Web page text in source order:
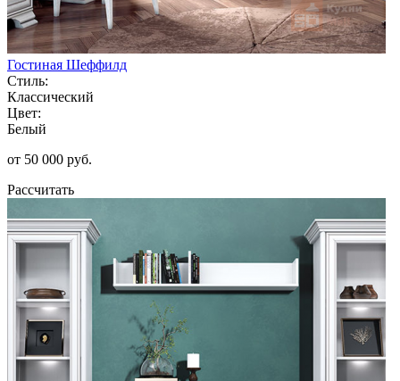
Гостиная Шеффилд
Стиль:
Классический
Цвет:
Белый
от 50 000 руб.
Рассчитать